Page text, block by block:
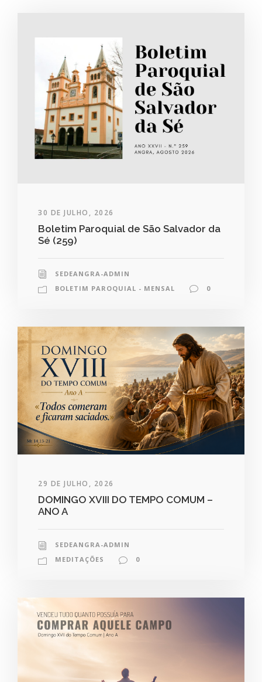
30 DE JULHO, 2026
Boletim Paroquial de São Salvador da
Sé (259)
SEDEANGRA-ADMIN
BOLETIM PAROQUIAL - MENSAL
0
29 DE JULHO, 2026
DOMINGO XVIII DO TEMPO COMUM –
ANO A
SEDEANGRA-ADMIN
MEDITAÇÕES
0